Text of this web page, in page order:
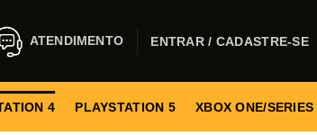
ATENDIMENTO ENTRAR / CADASTRE-SE
4 PLAYSTATION 5 XBOX ONE/SERIES